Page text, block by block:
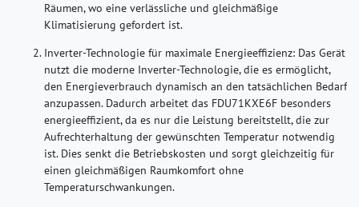
Räumen, wo eine verlässliche und gleichmäßige
Klimatisierung gefordert ist.
Inverter-Technologie für maximale Energieeffizienz: Das Gerät
nutzt die moderne Inverter-Technologie, die es ermöglicht,
den Energieverbrauch dynamisch an den tatsächlichen Bedarf
anzupassen. Dadurch arbeitet das FDU71KXE6F besonders
energieeffizient, da es nur die Leistung bereitstellt, die zur
Aufrechterhaltung der gewünschten Temperatur notwendig
ist. Dies senkt die Betriebskosten und sorgt gleichzeitig für
einen gleichmäßigen Raumkomfort ohne
Temperaturschwankungen.